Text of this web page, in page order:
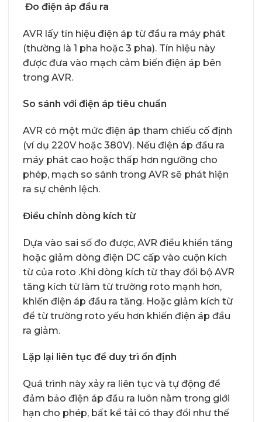
Đo điện áp đầu ra
AVR lấy tín hiệu điện áp từ đầu ra máy phát
(thường là 1 pha hoặc 3 pha). Tín hiệu này
được đưa vào mạch cảm biến điện áp bên
trong AVR.
So sánh với điện áp tiêu chuẩn
AVR có một mức điện áp tham chiếu cố định
(ví dụ 220V hoặc 380V). Nếu điện áp đầu ra
máy phát cao hoặc thấp hơn ngưỡng cho
phép, mạch so sánh trong AVR sẽ phát hiện
ra sự chênh lệch.
Điều chỉnh dòng kích từ
Dựa vào sai số đo được, AVR điều khiển tăng
hoặc giảm dòng điện DC cấp vào cuộn kích
từ của roto .Khi dòng kích từ thay đổi bộ AVR
tăng kích từ làm từ trường roto mạnh hơn,
khiến điện áp đầu ra tăng. Hoặc giảm kích từ
để từ trường roto yếu hơn khiến điện áp đầu
ra giảm.
Lặp lại liên tục để duy trì ổn định
Quá trình này xảy ra liên tục và tự động để
đảm bảo điện áp đầu ra luôn nằm trong giới
hạn cho phép, bất kể tải có thay đổi như thế